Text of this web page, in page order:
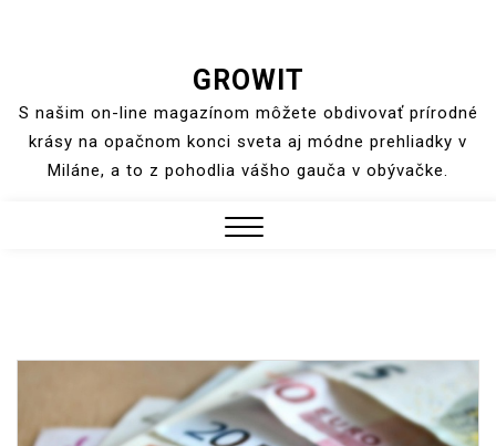
content
GROWIT
S našim on-line magazínom môžete obdivovať prírodné
krásy na opačnom konci sveta aj módne prehliadky v
Miláne, a to z pohodlia vášho gauča v obývačke.